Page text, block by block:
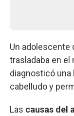
Un adolescente
trasladaba en el
diagnosticó
cabelludo y
Las causas del